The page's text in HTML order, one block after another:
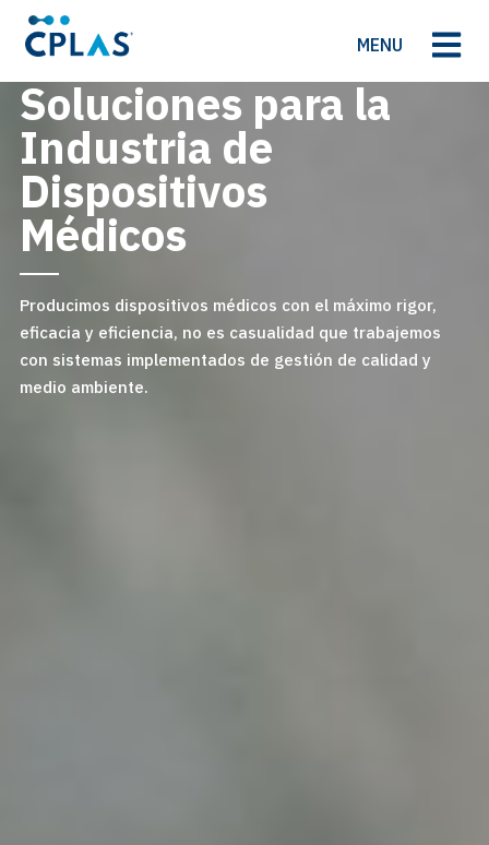
MENU
Soluciones para la
Industria de
Dispositivos
Médicos
Producimos dispositivos médicos con el máximo rigor,
eficacia y eficiencia, no es casualidad que trabajemos
con sistemas implementados de gestión de calidad y
medio ambiente.